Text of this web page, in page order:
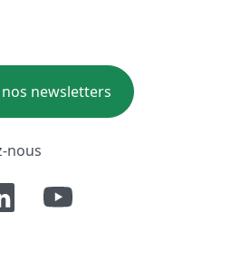
newsletters
nous